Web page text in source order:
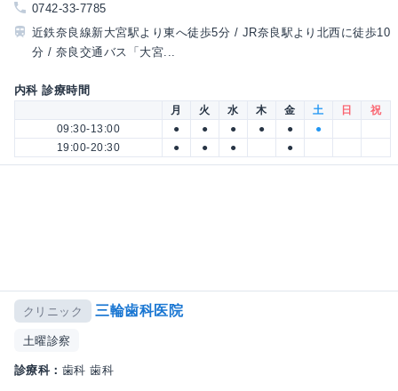
0742-33-7785
近鉄奈良線新大宮駅より東へ徒歩5分 / JR奈良駅より北西に徒歩10
分 / 奈良交通バス「大宮...
内科 診療時間
月 火 水 木 金 土 日
祝
09:30-13:00
● ● ● ● ●
●
19:00-20:30
● ● ● ●
クリニック 三輪歯科医院
土曜診察
診療科： 歯科 歯科